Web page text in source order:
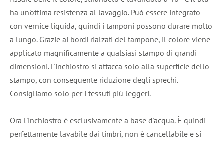
ha un'ottima resistenza al lavaggio. Può essere integrato
con vernice liquida, quindi i tamponi possono durare molto
a lungo. Grazie ai bordi rialzati del tampone, il colore viene
applicato magnificamente a qualsiasi stampo di grandi
dimensioni. L'inchiostro si attacca solo alla superficie dello
stampo, con conseguente riduzione degli sprechi.
Consigliamo solo per i tessuti più leggeri.
Ora l'inchiostro è esclusivamente a base d'acqua. È quindi
perfettamente lavabile dai timbri, non è cancellabile e si